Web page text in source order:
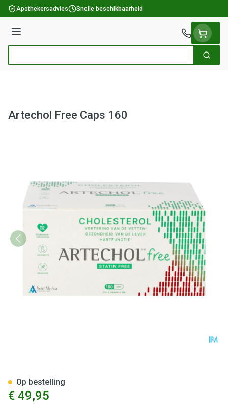
Ga naar de inhoud
Apothekersadvies Snelle beschikbaarheid
Menu
Zoek
Artechol Free Caps 160
€ 49,95
Op bestelling